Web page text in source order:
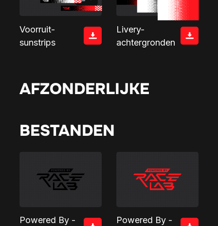
Voorruit-
sunstrips
Livery-
achtergronden
AFZONDERLIJKE
BESTANDEN
Powered By -
Powered By -